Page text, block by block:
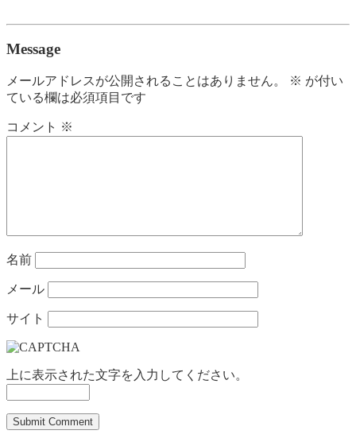
Message
メールアドレスが公開されることはありません。 ※ が付い
ている欄は必須項目です
コメント ※
名前
メール
サイト
上に表示された文字を入力してください。